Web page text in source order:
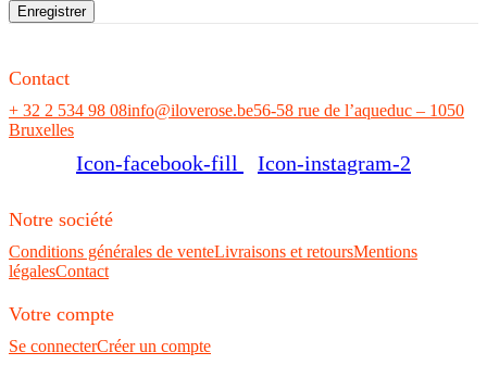
Enregistrer
Contact
+ 32 2 534 98 08info@iloverose.be56-58 rue de l’aqueduc – 1050
Bruxelles
Icon-facebook-fill Icon-instagram-2
Notre société
Conditions générales de venteLivraisons et retoursMentions
légalesContact
Votre compte
Se connecterCréer un compte